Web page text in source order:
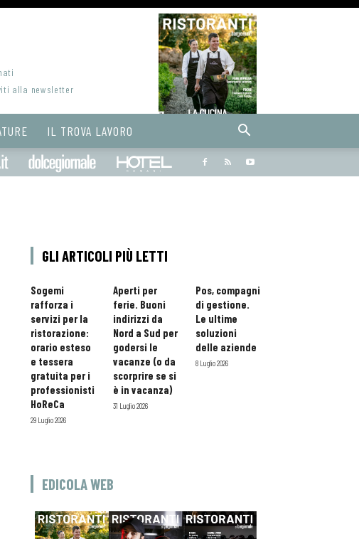
alla newsletter
IL TROVA LAVORO
Bargiornale dolcegiornale
GLI ARTICOLI PIÙ LETTI
Sogemi
rafforza i
servizi per la
ristorazione:
orario esteso
e tessera
gratuita per i
professionisti
HoReCa
29 Luglio 2026
Aperti per
ferie. Buoni
indirizzi da
Nord a Sud per
godersi le
vacanze (o da
scorprire se si
è in vacanza)
31 Luglio 2026
Pos, compagni
di gestione.
Le ultime
soluzioni
delle aziende
8 Luglio 2026
EDICOLA WEB